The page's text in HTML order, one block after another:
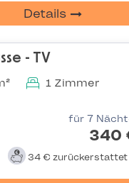
Details
- TV
1 Zimmer
für 7
340
34 € zurückerstattet